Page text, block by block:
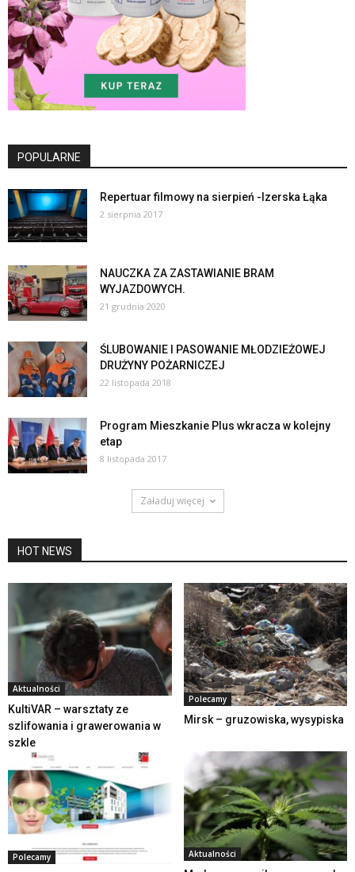
POPULARNE
Repertuar filmowy na sierpień -Izerska Łąka
2 sierpnia 2017
NAUCZKA ZA ZASTAWIANIE BRAM
WYJAZDOWYCH.
21 grudnia 2020
ŚLUBOWANIE I PASOWANIE MŁODZIEŻOWEJ
DRUŻYNY POŻARNICZEJ
22 listopada 2018
Program Mieszkanie Plus wkracza w kolejny
etap
8 listopada 2017
Załaduj więcej
HOT NEWS
Aktualności
KultiVAR – warsztaty ze
szlifowania i grawerowania w
szkle
Polecamy
Mirsk – gruzowiska, wysypiska
Polecamy Aktualności